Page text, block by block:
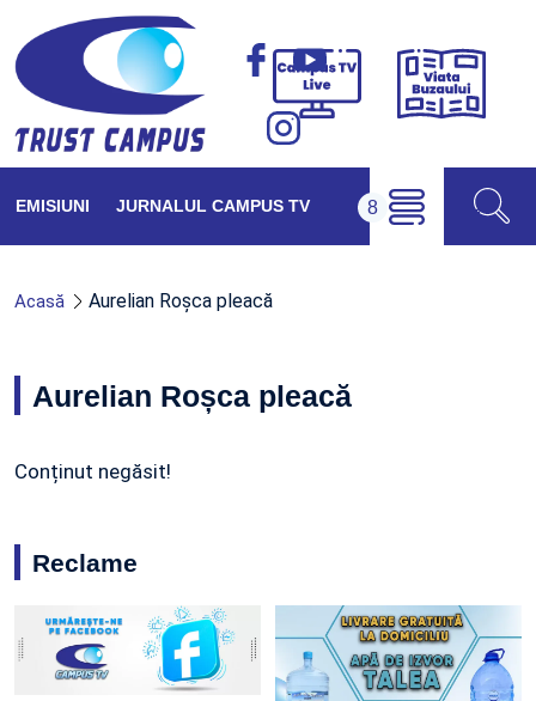
Campus
Viața
EMISIUNI JURNALUL CAMPUS TV
Acasă Aurelian Roșca pleacă
Aurelian Roșca pleacă
Conținut negăsit!
Reclame